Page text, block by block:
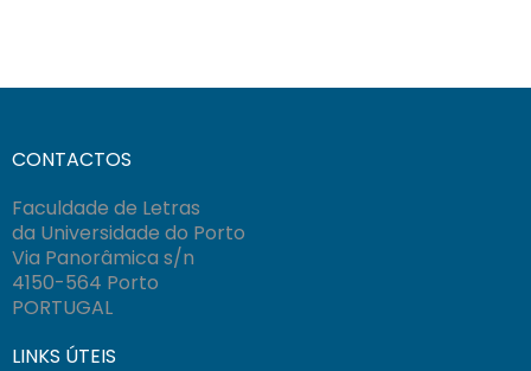
CONTACTOS
Faculdade de Letras
da Universidade do Porto
Via Panorâmica s/n
4150-564 Porto
PORTUGAL
LINKS ÚTEIS